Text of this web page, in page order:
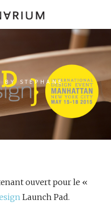
BY STEPHANE
ouvert pour le «
Launch Pad.